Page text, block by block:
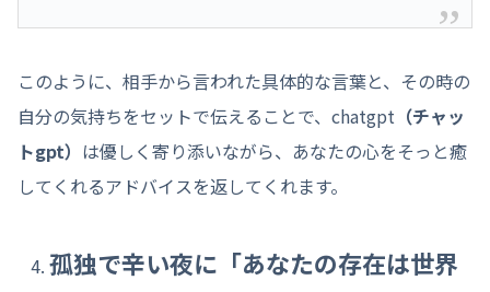
このように、相手から言われた具体的な言葉と、その時の
自分の気持ちをセットで伝えることで、chatgpt （チャッ
トgpt） は優しく寄り添いながら、あなたの心をそっと癒
してくれるアドバイスを返してくれます。
孤独で辛い夜に「あなたの存在は世界